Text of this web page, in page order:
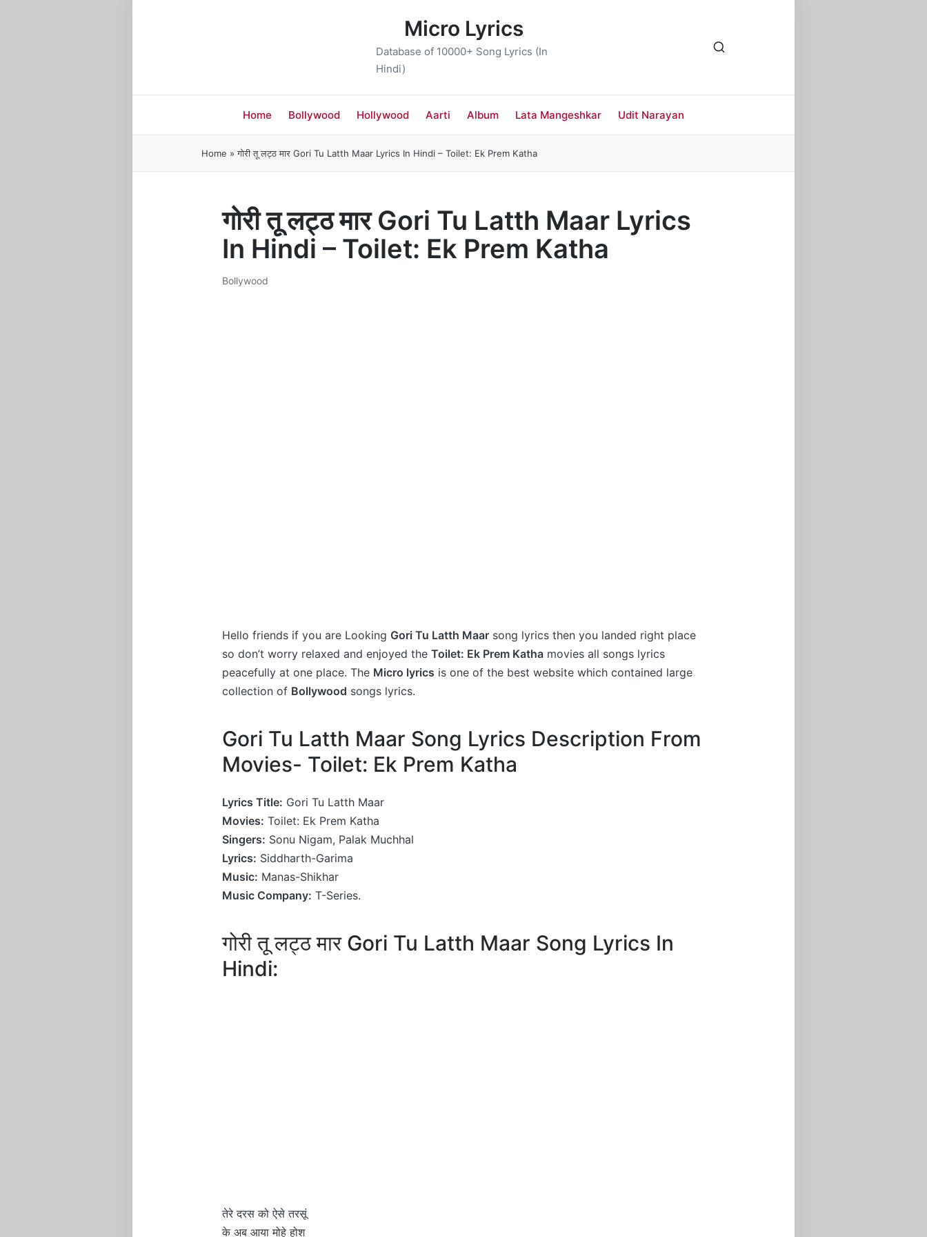
Micro Lyrics
Database of 10000+ Song Lyrics (In
Hindi)
Home Bollywood Hollywood Aarti Album Lata Mangeshkar Udit Narayan
Home »गोरी तू लट्ठ मार Gori Tu Latth Maar Lyrics In Hindi – Toilet: Ek Prem Katha
गोरी तू लट्ठ मार Gori Tu Latth Maar Lyrics
In Hindi – Toilet: Ek Prem Katha
Posted
Bollywood
Hello friends if you are Looking Gori Tu Latth Maar song lyrics then you landed right place
so don’t worry relaxed and enjoyed the Toilet: Ek Prem Katha movies all songs lyrics
peacefully at one place. The Micro lyrics is one of the best website which contained large
collection of Bollywood songs lyrics.
Gori Tu Latth Maar Song Lyrics Description From
Movies- Toilet: Ek Prem Katha
Lyrics Title: Gori Tu Latth Maar
Movies: Toilet: Ek Prem Katha
Singers: Sonu Nigam, Palak Muchhal
Lyrics: Siddharth-Garima
Music: Manas-Shikhar
Music Company: T-Series.
गोरी तू लट्ठ मार Gori Tu Latth Maar Song Lyrics In
Hindi:
तेरे दरस को ऐसे तरसूं
के अब आया मोहे होश